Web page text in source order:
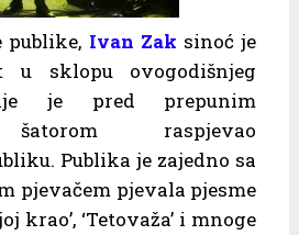
Ivan Zak sinoć je
u sklopu ovogodišnjeg
je pred prepunim
raspjevao
Publika je zajedno sa
pjevačem pjevala pjesme
krao’, ‘Tetovaža’ i mnoge